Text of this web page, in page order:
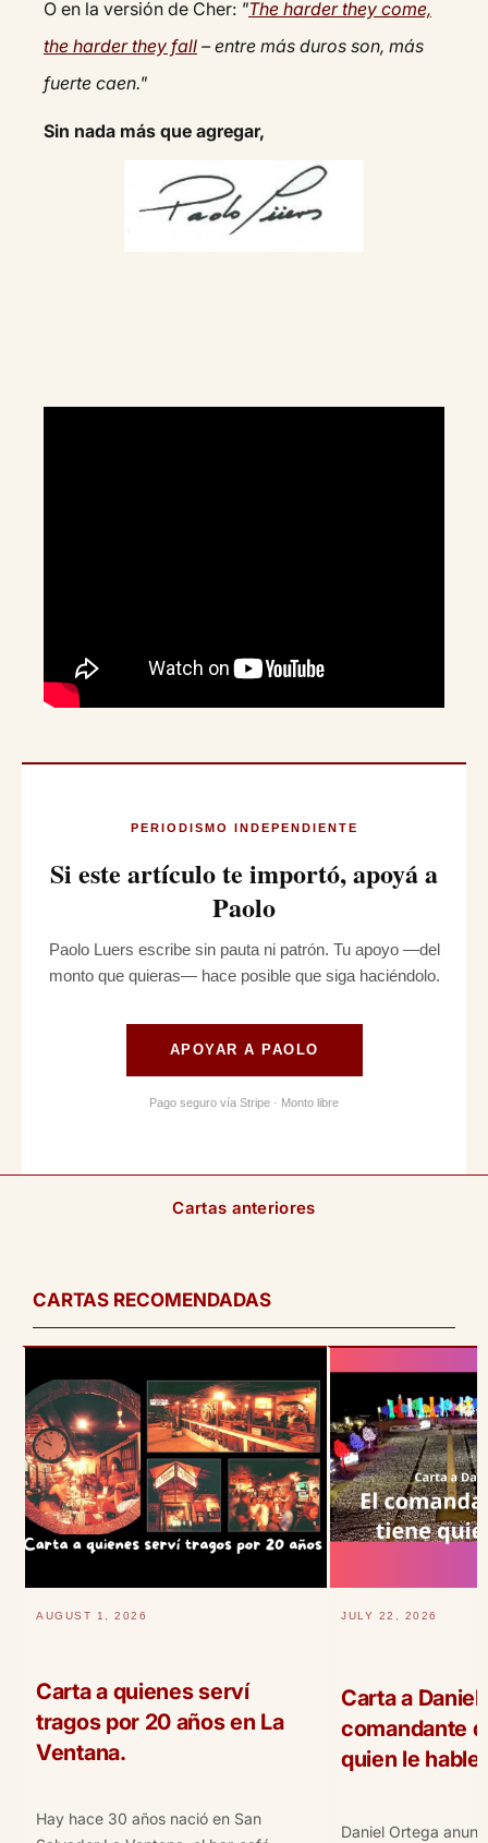
O en la versión de Cher: "The harder they come,
the harder they fall – entre más duros son, más
fuerte caen."
Sin nada más que agregar,
PERIODISMO INDEPENDIENTE
Si este artículo te importó, apoyá a
Paolo
Paolo Luers escribe sin pauta ni patrón. Tu apoyo —del
monto que quieras— hace posible que siga haciéndolo.
APOYAR A PAOLO
Pago seguro vía Stripe · Monto libre
Cartas anteriores
CARTAS RECOMENDADAS
AUGUST 1, 2026
Carta a quienes serví
tragos por 20 años en La
Ventana.
Hay hace 30 años nació en San
JULY 22, 2026
Carta a Daniel
comandante
quien le hable
Daniel Ortega